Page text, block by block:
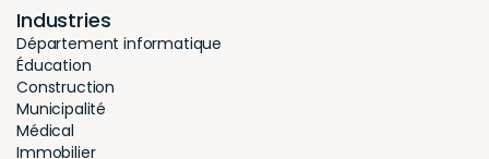
Industries
Département informatique
Éducation
Construction
Municipalité
Médical
Immobilier